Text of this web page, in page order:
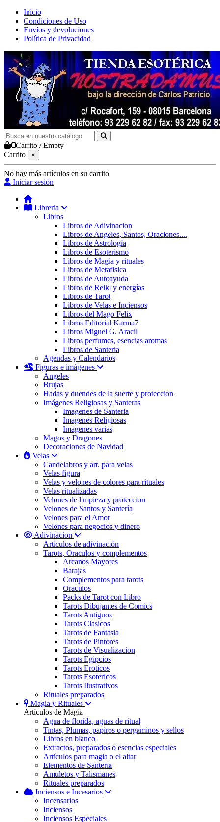
Inicio
Condiciones de Uso
Envíos y devoluciones
Política de Privacidad
0Carrito /Empty
Carrito
×
No hay más artículos en su carrito
Iniciar sesión
Libreria
Libros
Libros de Adivinacion
Libros de Angeles, Santos, Oraciones....
Libros de Astrología
Libros de Esoterismo
Libros de Magia y rituales
Libros de Metafisica
Libros de Autoayuda
Libros de Reiki y energías
Libros de Tarot
Libros de Velas e Inciensos
Libros del Mago Felix
Libros Editorial Karma7
Libros Miguel G. Aracil
Libros perfumes, esencias aromas
Libros de Santeria
Agendas y Calendarios
Figuras e imágenes
Ángeles
Brujas
Hadas y duendes de la suerte y proteccion
Imágenes Religiosas y Santeras
Imagenes de Santeria
Imagenes Religiosas
Imagenes varias
Magos y Dragones
Decoraciones de Navidad
Velas
Candelabros y art. para velas
Velas figura
Velas y velones de colores para rituales
Velas ritualizadas
Velones de limpieza y proteccion
Velones de Santos y Santería
Velones para el Amor
Velones para negocios y dinero
Adivinacion
Artículos de adivinación
Tarots, Oraculos y complementos
Arcanos Mayores
Barajas
Complementos para tarots
Oraculos
Packs de Tarot con Libro
Tarots Dibujantes de Comics
Tarots Antiguos
Tarots Clasicos
Tarots de Fantasia
Tarots de Pintores
Tarots de Visualizacion
Tarots Egipcios
Tarots Eroticos
Tarots Esotericos
Tarots Ilustrativos
Rituales preparados
Magia y Rituales
Artículos de Magía
Agua de florida, aguas de ritual
Tintas, Plumas, papiros o pergaminos y sellos
Libros en blanco
Extractos, preparados o esencias especiales
Artículos para magia o el altar
Elementos de Santeria
Amuletos y Talismanes
Rituales preparados
Inciensos e Incesarios
Incensarios
Inciensos
Inciensos Especiales